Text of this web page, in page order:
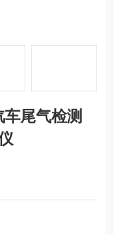
尾气检测